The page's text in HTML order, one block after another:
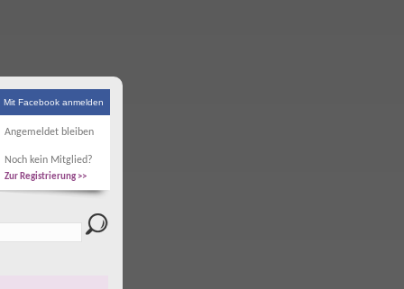
Mit Facebook anmelden
Angemeldet bleiben
Noch kein Mitglied?
Zur Registrierung >>